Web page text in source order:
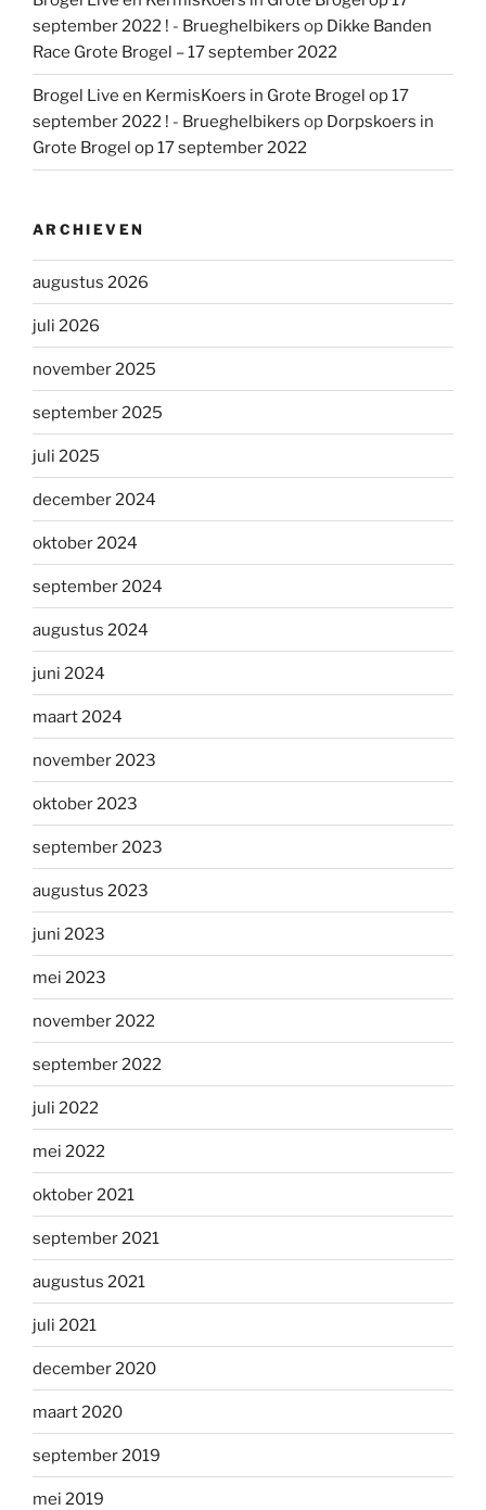
september 2022 ! - Brueghelbikers op Dikke Banden
Race Grote Brogel – 17 september 2022
Brogel Live en KermisKoers in Grote Brogel op 17
september 2022 ! - Brueghelbikers op Dorpskoers in
Grote Brogel op 17 september 2022
ARCHIEVEN
augustus 2026
juli 2026
november 2025
september 2025
juli 2025
december 2024
oktober 2024
september 2024
augustus 2024
juni 2024
maart 2024
november 2023
oktober 2023
september 2023
augustus 2023
juni 2023
mei 2023
november 2022
september 2022
juli 2022
mei 2022
oktober 2021
september 2021
augustus 2021
juli 2021
december 2020
maart 2020
september 2019
mei 2019